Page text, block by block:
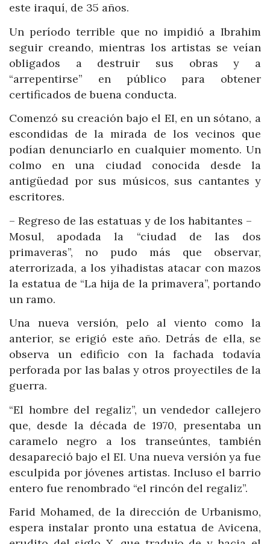
este iraquí, de 35 años.
Un período terrible que no impidió a Ibrahim
seguir creando, mientras los artistas se veían
obligados a destruir sus obras y a
“arrepentirse” en público para obtener
certificados de buena conducta.
Comenzó su creación bajo el EI, en un sótano, a
escondidas de la mirada de los vecinos que
podían denunciarlo en cualquier momento. Un
colmo en una ciudad conocida desde la
antigüedad por sus músicos, sus cantantes y
escritores.
– Regreso de las estatuas y de los habitantes –
Mosul, apodada la “ciudad de las dos
primaveras”, no pudo más que observar,
aterrorizada, a los yihadistas atacar con mazos
la estatua de “La hija de la primavera”, portando
un ramo.
Una nueva versión, pelo al viento como la
anterior, se erigió este año. Detrás de ella, se
observa un edificio con la fachada todavía
perforada por las balas y otros proyectiles de la
guerra.
“El hombre del regaliz”, un vendedor callejero
que, desde la década de 1970, presentaba un
caramelo negro a los transeúntes, también
desapareció bajo el EI. Una nueva versión ya fue
esculpida por jóvenes artistas. Incluso el barrio
entero fue renombrado “el rincón del regaliz”.
Farid Mohamed, de la dirección de Urbanismo,
espera instalar pronto una estatua de Avicena,